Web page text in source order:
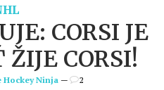
CORSI JE
CORSI!
Hockey Ninja — 2